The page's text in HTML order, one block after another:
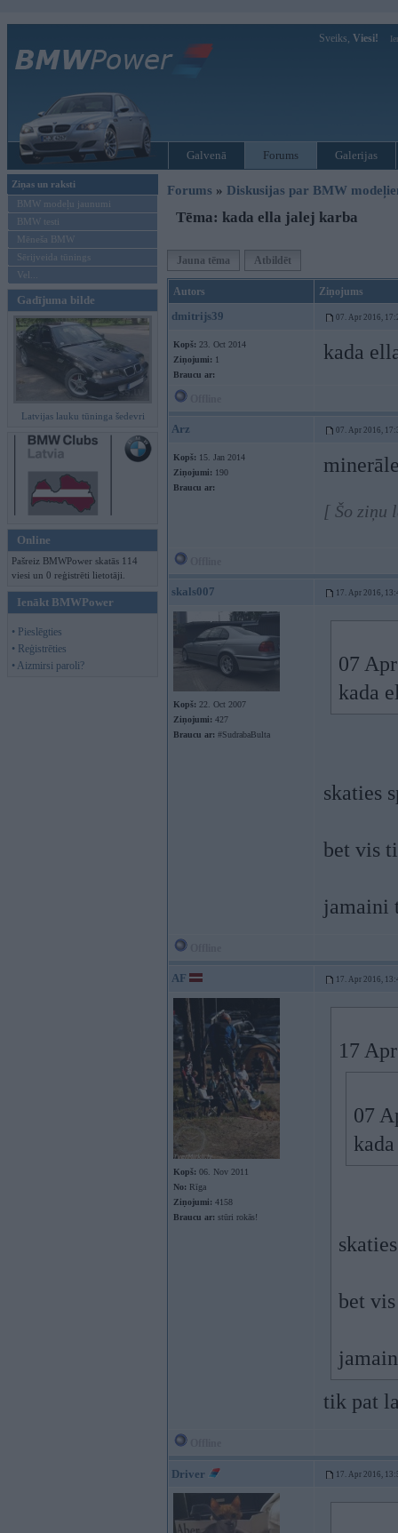
Sveiks, Viesi!
Galvenā Forums Galerijas
Ziņas un raksti
BMW modeļu jaunumi
BMW testi
Mēneša BMW
Sērijveida tūnings
Vel...
Gadījuma bilde
Latvijas lauku tūninga šedevri
Online
Pašreiz BMWPower skatās 114
viesi un 0 reģistrēti lietotāji.
Ienākt BMWPower
• Pieslēgties
• Reģistrēties
• Aizmirsi paroli?
Forums » Diskusijas par BMW
Tēma: kada ella jalej karba
Jauna tēma Atbildēt
Autors Ziņojums
dmitrijs39 07. Apr 2016,
Kopš: 23. Oct 2014
Ziņojumi: 1
Braucu ar:
kada
Arz 07. Apr 2016,
Kopš: 15. Jan 2014
Ziņojumi: 190
Braucu ar:
[ Šo ziņu
skals007 17. Apr 2016,
Kopš: 22. Oct 2007
Ziņojumi: 427
Braucu ar: #SudrabaBulta
07
kada
skaties
bet vis
jamaini
AF 17. Apr 2016,
Kopš: 06. Nov 2011
No: Rīga
Ziņojumi: 4158
Braucu ar: stūri rokās!
17
07
bet
tik pat
Driver 17. Apr 2016,